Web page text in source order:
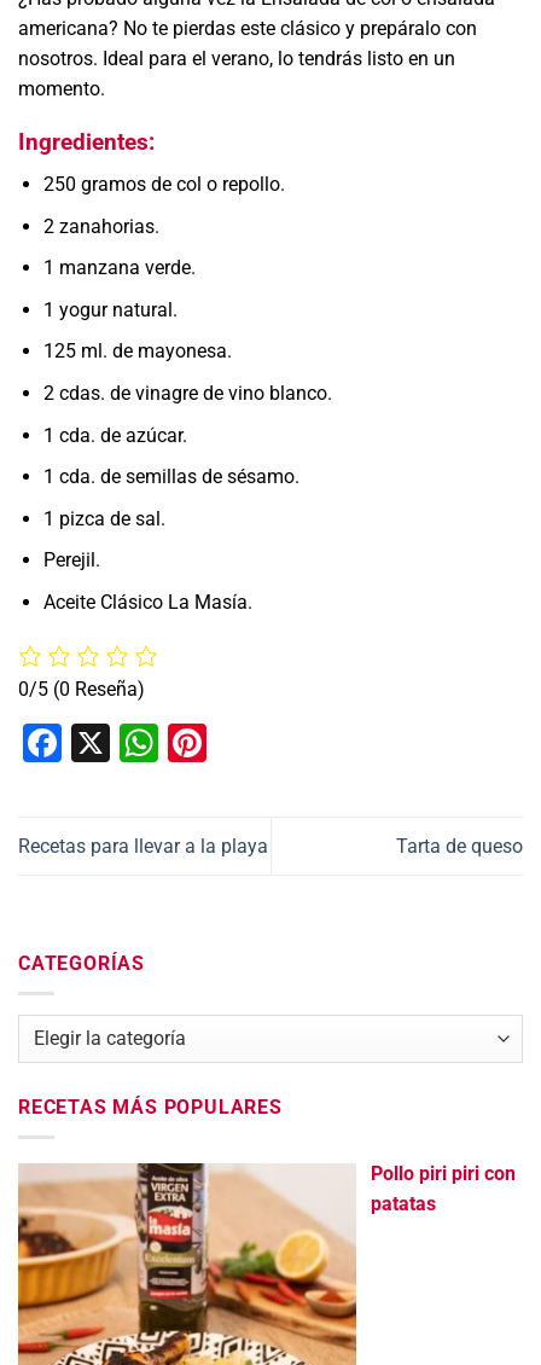
americana? No te pierdas este clásico y prepáralo con
nosotros. Ideal para el verano, lo tendrás listo en un
momento.
Ingredientes:
250 gramos de col o repollo.
2 zanahorias.
1 manzana verde.
1 yogur natural.
125 ml. de mayonesa.
2 cdas. de vinagre de vino blanco.
1 cda. de azúcar.
1 cda. de semillas de sésamo.
1 pizca de sal.
Perejil.
Aceite Clásico La Masía.
0/5 (0 Reseña)
Facebook
X WhatsApp
Recetas para llevar a la playa Tarta de queso
CATEGORÍAS
Categorías
RECETAS MÁS POPULARES
Pollo piri piri con
patatas